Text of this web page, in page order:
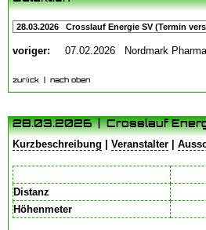
voriger: 07.02.2026 Nordmark
zurück nach oben
28.03.2026 | Crosslauf
Kurzbeschreibung
Veranstalter
Distanz
Höhenmeter